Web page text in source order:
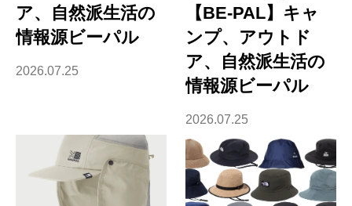
ア、自然派生活の
情報源ビーパル
2026.07.25
【BE-PAL】キャ
ンプ、アウトド
ア、自然派生活の
情報源ビーパル
2026.07.25